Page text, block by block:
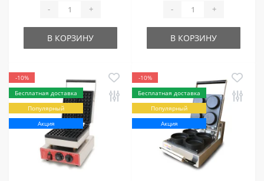
- +
В КОРЗИНУ
- +
В КОРЗИНУ
-10%
Бесплатная доставка
Популярный
Акция
-10%
Бесплатная доставка
Популярный
Акция